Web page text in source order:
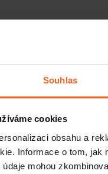
Souhlas
cookies
obsahu a
Informace o tom, jak
údaje mohou